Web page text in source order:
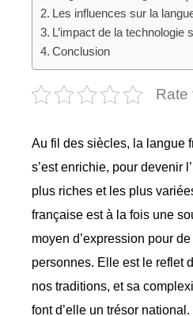
Les influences sur la
L’impact de la technologie
Conclusion
Rate
Au fil des siècles, la langue
s’est enrichie, pour devenir
plus riches et les plus
française est à la fois une
moyen d’expression pour
personnes. Elle est le reflet
nos traditions, et sa
font d’elle un trésor